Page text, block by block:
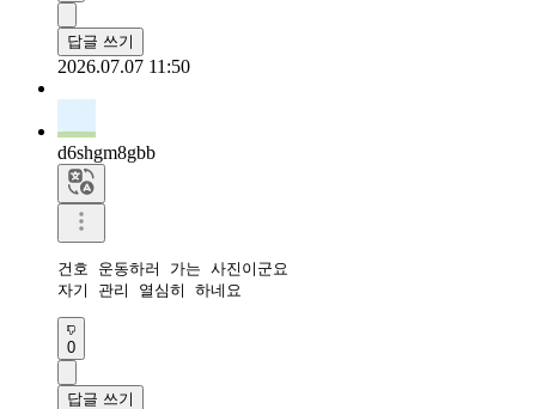
답글 쓰기
2026.07.07 11:50
d6shgm8gbb
건호 운동하러 가는 사진이군요
자기 관리 열심히 하네요
0
답글 쓰기